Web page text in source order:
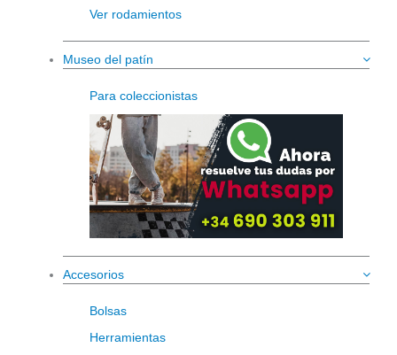
Ver rodamientos
Museo del patín
Para coleccionistas
Accesorios
Bolsas
Herramientas